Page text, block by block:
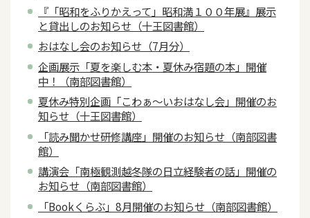
『「昭和をふりかえって」昭和満１００年展』展示
と貸出しのお知らせ（十王図書館）
おはなし会のお知らせ（7月分）
企画展示「夏を楽しむ本・夏休み宿題の本」開催
中！（南部図書館）
夏休み特別企画「こわぁ～いおはなし会」開催のお
知らせ（十王図書館）
「読み聞かせ研修講座」開催のお知らせ（南部図書
館）
講演会「南極観測越冬隊の日立経験者の話」開催の
お知らせ（南部図書館）
「Bookくらぶ」8月開催のお知らせ（南部図書館）